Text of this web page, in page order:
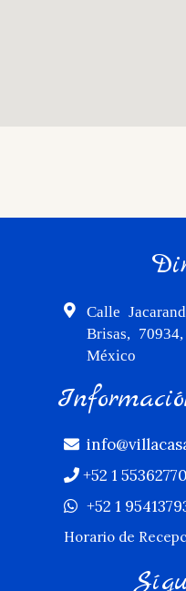
Calle
Brisas,
México
+52 1
+52 1
Horario de